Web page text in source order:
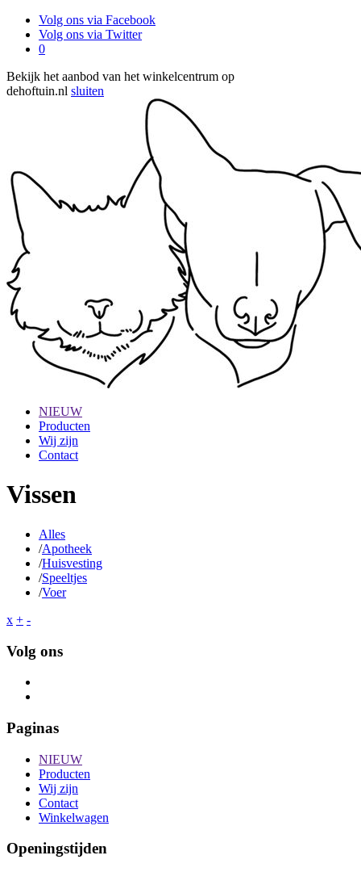
Volg ons via Facebook
Volg ons via Twitter
0
Bekijk het aanbod van het winkelcentrum op
dehoftuin.nl sluiten
NIEUW
Producten
Wij zijn
Contact
Vissen
Alles
/Apotheek
/Huisvesting
/Speeltjes
/Voer
x + -
Volg ons
Paginas
NIEUW
Producten
Wij zijn
Contact
Winkelwagen
Openingstijden